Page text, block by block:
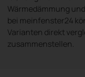
Wärmedämmung
bei meinfenster24
Varianten direkt
zusammenstellen.